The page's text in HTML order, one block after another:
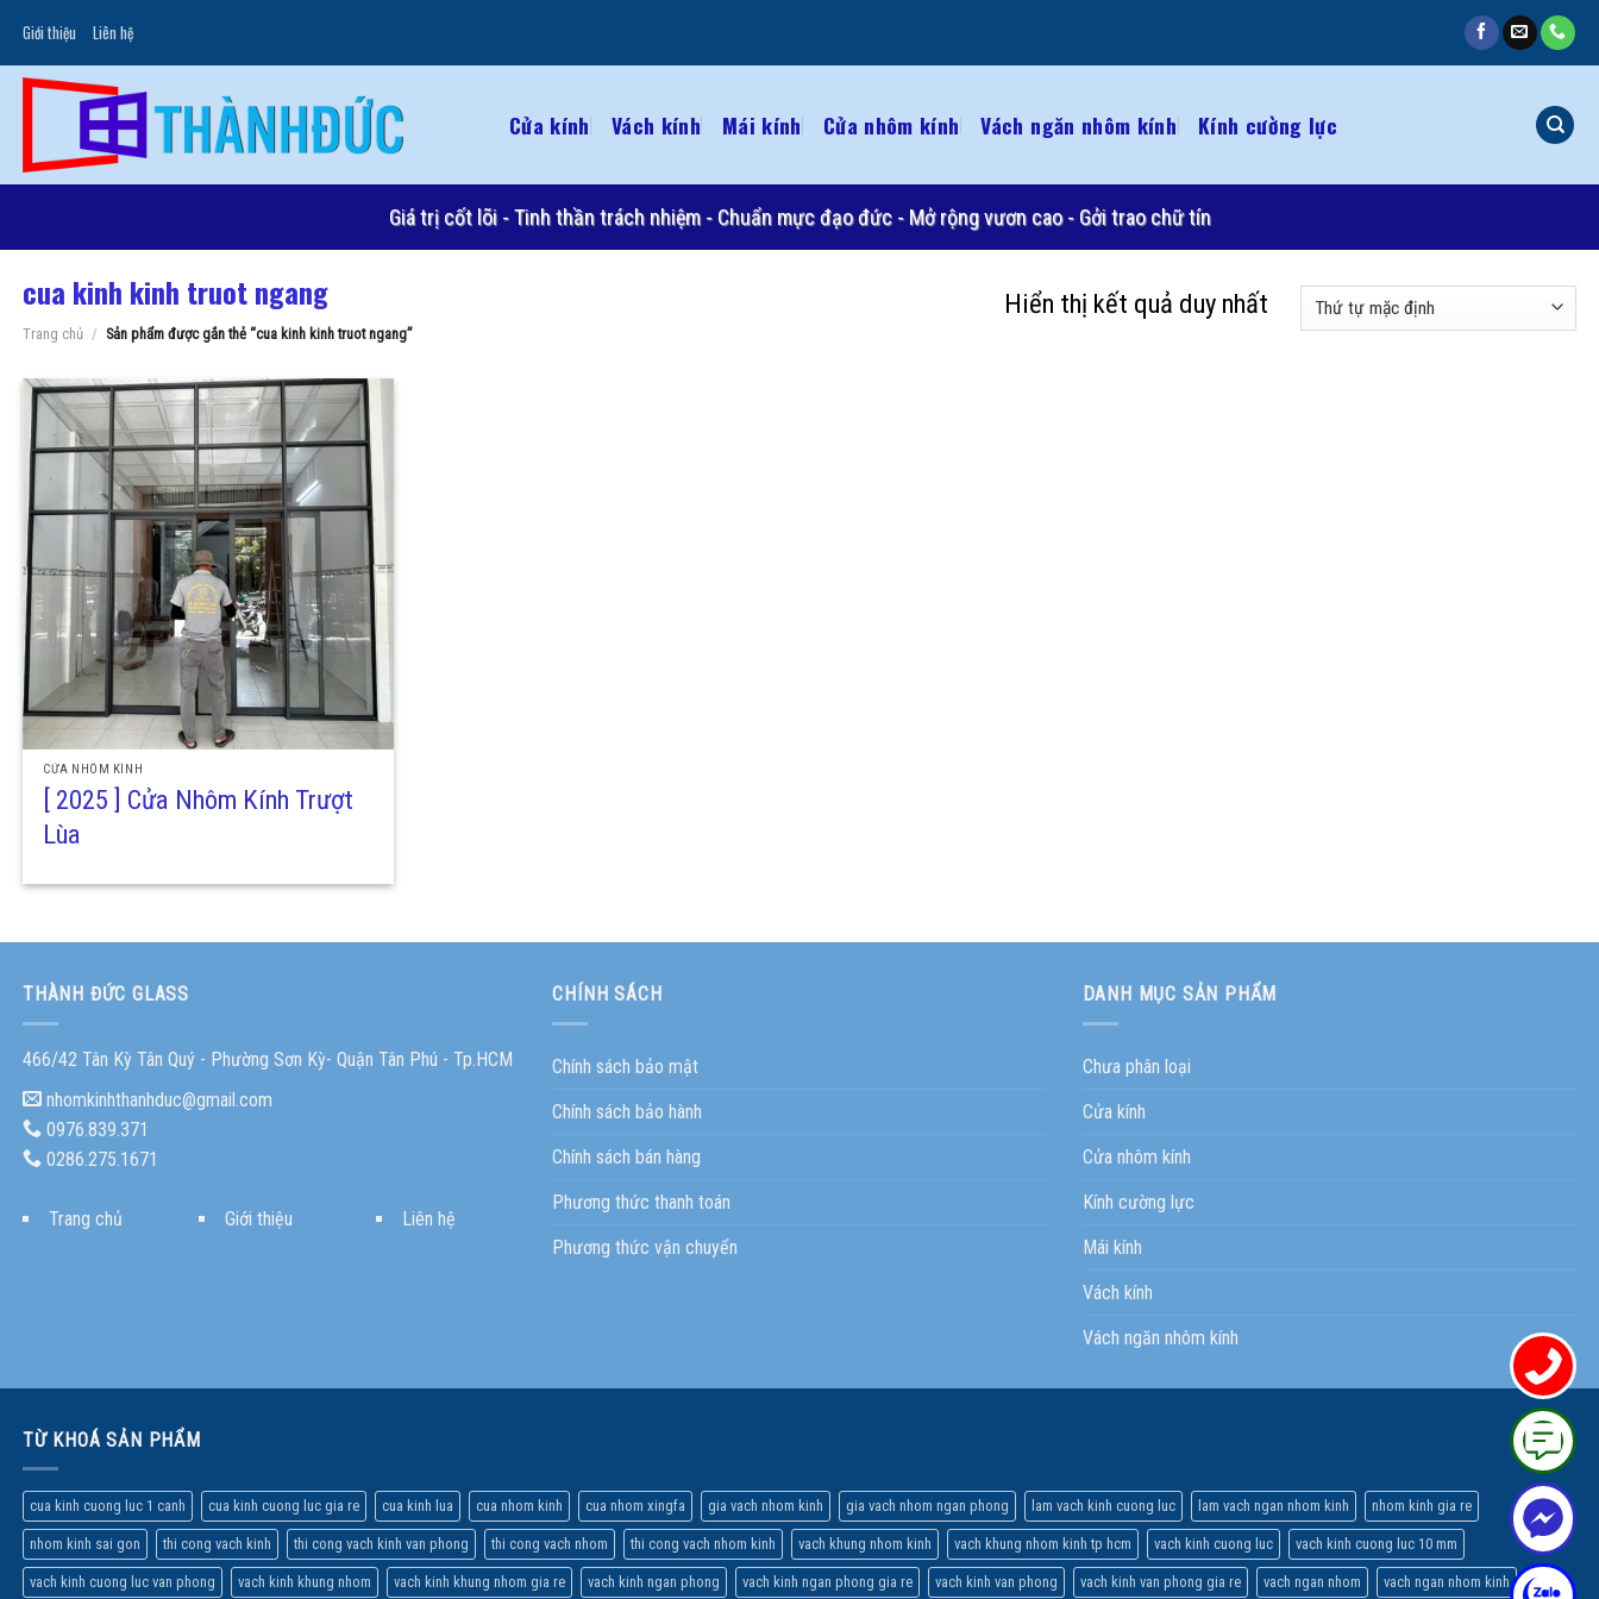
content
Giới thiệu Liên hệ
Cửa kính Vách kính Mái kính Cửa nhôm kính Vách ngăn nhôm kính Kính cường lực
Giá trị cốt lõi - Tinh thần trách nhiệm - Chuẩn mực đạo đức - Mở rộng vươn cao - Gởi trao chữ tín
cua kinh kinh truot ngang
Trang chủ / Sản phẩm được gắn thẻ “cua kinh kinh truot ngang”
Hiển thị kết quả duy nhất
CỬA NHÔM KÍNH
[ 2025 ] Cửa Nhôm Kính Trượt
Lùa
THÀNH ĐỨC GLASS
466/42 Tân Kỳ Tân Quý - Phường Sơn Kỳ- Quận Tân Phú - Tp.HCM
nhomkinhthanhduc@gmail.com
0976.839.371
0286.275.1671
Trang chủ Giới thiệu Liên hệ
CHÍNH SÁCH
Chính sách bảo mật
Chính sách bảo hành
Chính sách bán hàng
Phương thức thanh toán
Phương thức vận chuyển
DANH MỤC SẢN PHẨM
Chưa phân loại
Cửa kính
Cửa nhôm kính
Kính cường lực
Mái kính
Vách kính
Vách ngăn nhôm kính
TỪ KHOÁ SẢN PHẨM
cua kinh cuong luc 1 canh cua kinh cuong luc gia re cua kinh lua cua nhom kinh cua nhom xingfa gia vach nhom kinh gia vach nhom ngan phong lam vach kinh cuong luc lam vach ngan nhom kinh nhom kinh gia re
nhom kinh sai gon thi cong vach kinh thi cong vach kinh van phong thi cong vach nhom thi cong vach nhom kinh vach khung nhom kinh vach khung nhom kinh tp hcm vach kinh cuong luc vach kinh cuong luc 10 mm
vach kinh cuong luc van phong vach kinh khung nhom vach kinh khung nhom gia re vach kinh ngan phong vach kinh ngan phong gia re vach kinh van phong vach kinh van phong gia re vach ngan nhom vach ngan nhom kinh